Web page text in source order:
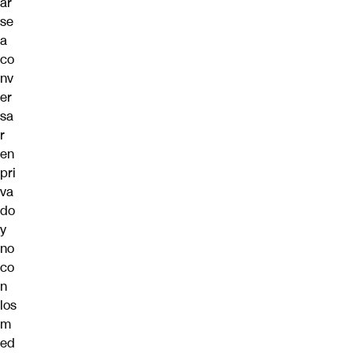
se
a
co
nv
er
sa
r
en
pri
va
do
y
no
co
n
los
m
ed